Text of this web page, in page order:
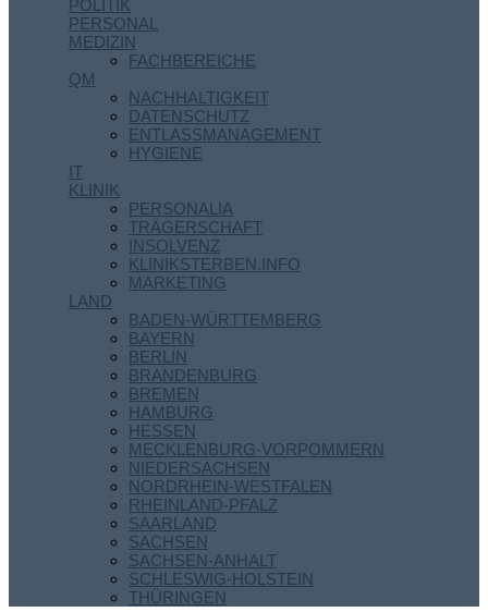
POLITIK
PERSONAL
MEDIZIN
FACHBEREICHE
QM
NACHHALTIGKEIT
DATENSCHUTZ
ENTLASSMANAGEMENT
HYGIENE
IT
KLINIK
PERSONALIA
TRÄGERSCHAFT
INSOLVENZ
KLINIKSTERBEN.INFO
MARKETING
LAND
BADEN-WÜRTTEMBERG
BAYERN
BERLIN
BRANDENBURG
BREMEN
HAMBURG
HESSEN
MECKLENBURG-VORPOMMERN
NIEDERSACHSEN
NORDRHEIN-WESTFALEN
RHEINLAND-PFALZ
SAARLAND
SACHSEN
SACHSEN-ANHALT
SCHLESWIG-HOLSTEIN
THÜRINGEN